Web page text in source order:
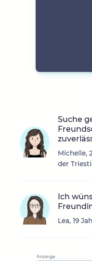
Suche
Michelle,
der
Ich
Lea, 19